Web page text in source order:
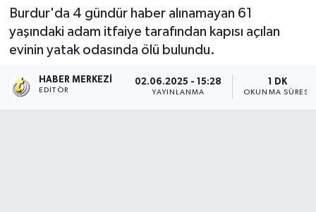
Burdur'da 4 gündür haber alınamayan 61
yaşındaki adam itfaiye tarafından kapısı açılan
evinin yatak odasında ölü bulundu.
HABER MERKEZI
EDITÖR
02.06.2025 - 15:28
YAYINLANMA
1 DK
OKUNMA SÜRESI